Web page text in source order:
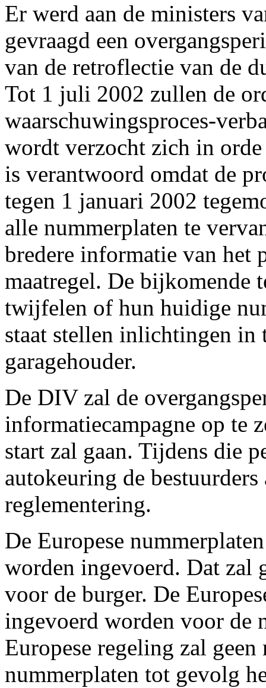
Er werd aan de ministers
gevraagd een
van de retroflectie van de
Tot 1 juli 2002 zullen de
waarschuwingsproces-
wordt verzocht zich in
is verantwoord omdat de
tegen 1 januari 2002
alle nummerplaten te
bredere informatie van het
maatregel. De bijkomende
twijfelen of hun huidige
staat stellen inlichtingen
garagehouder.
De DIV zal de
informatiecampagne op te
start zal gaan. Tijdens die
autokeuring de
reglementering.
De Europese
worden ingevoerd. Dat zal
voor de burger. De
ingevoerd worden voor de
Europese regeling zal
nummerplaten tot gevolg